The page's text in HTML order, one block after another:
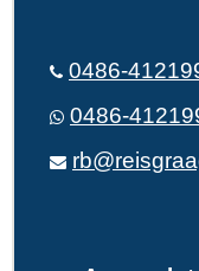
0486-
0486-